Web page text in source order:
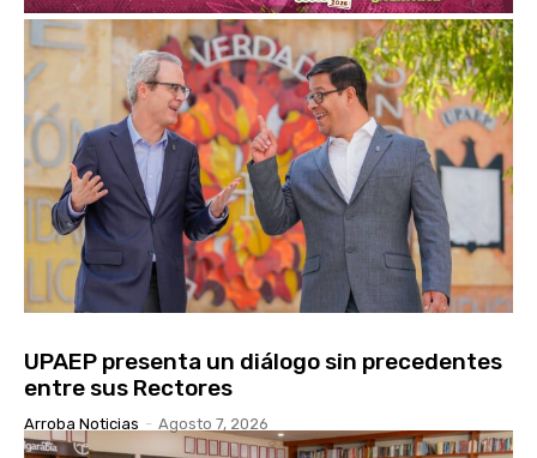
UPAEP presenta un diálogo sin precedentes
entre sus Rectores
Arroba Noticias - Agosto 7, 2026